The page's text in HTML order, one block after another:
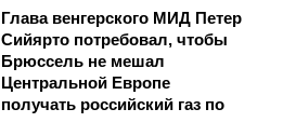
Глава венгерского МИД Петер
Сийярто потребовал, чтобы
Брюссель не мешал
Центральной Европе
получать российский газ по